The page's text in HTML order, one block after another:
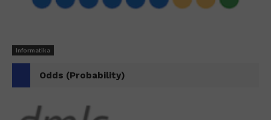
Informatika
Odds (Probability)